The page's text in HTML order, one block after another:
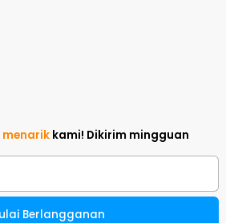
kami! Dikirim mingguan
Berlangganan